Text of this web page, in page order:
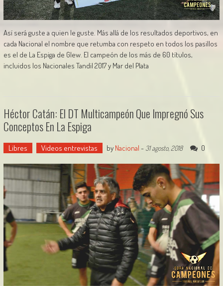
Así será guste a quien le guste. Más allá de los resultados deportivos, en
cada Nacional el nombre que retumba con respeto en todos los pasillos
es el de La Espiga de Glew. El campeón de los más de 60 títulos,
incluidos los Nacionales Tandil 2017 y Mar del Plata
Héctor Catán: El DT Multicampeón Que Impregnó Sus
Conceptos En La Espiga
Libres Videos entrevistas by Nacional - 31 agosto, 2018 0